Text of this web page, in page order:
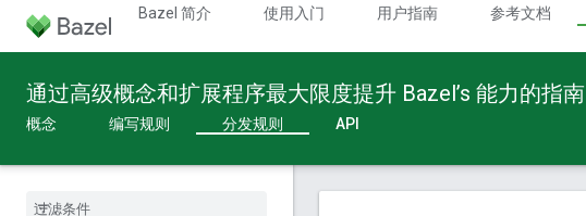
Bazel 简介 使用入门 用户指南 参考文档
通过高级概念和扩展程序最大限度提升 Bazel’s 能力的指南
概念 编写规则 分发规则 API